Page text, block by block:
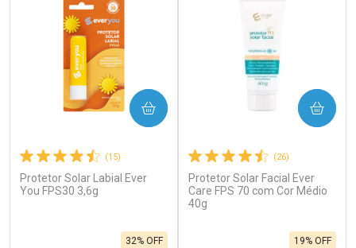
(15)
Protetor Solar Labial Ever
You FPS30 3,6g
32% OFF
COMPRAR
(26)
Protetor Solar Facial Ever
Care FPS 70 com Cor Médio
40g
19% OFF
COMPRAR